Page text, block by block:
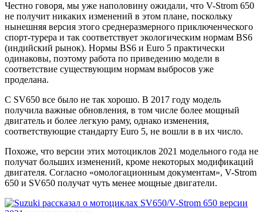
Честно говоря, мы уже наполовину ожидали, что V-Strom 650
не получит никаких изменений в этом плане, поскольку
нынешняя версия этого среднеразмерного приключенческого
спорт-турера и так соответствует экологическим нормам BS6
(индийский рынок). Нормы BS6 и Euro 5 практически
одинаковы, поэтому работа по приведению модели в
соответствие существующим нормам выбросов уже
проделана.
С SV650 все было не так хорошо. В 2017 году модель
получила важные обновления, в том числе более мощный
двигатель и более легкую раму, однако изменения,
соответствующие стандарту Euro 5, не вошли в в их число.
Похоже, что версии этих мотоциклов 2021 модельного года не
получат больших изменений, кроме некоторых модификаций
двигателя. Согласно «омологационным документам», V-Strom
650 и SV650 получат чуть менее мощные двигатели.